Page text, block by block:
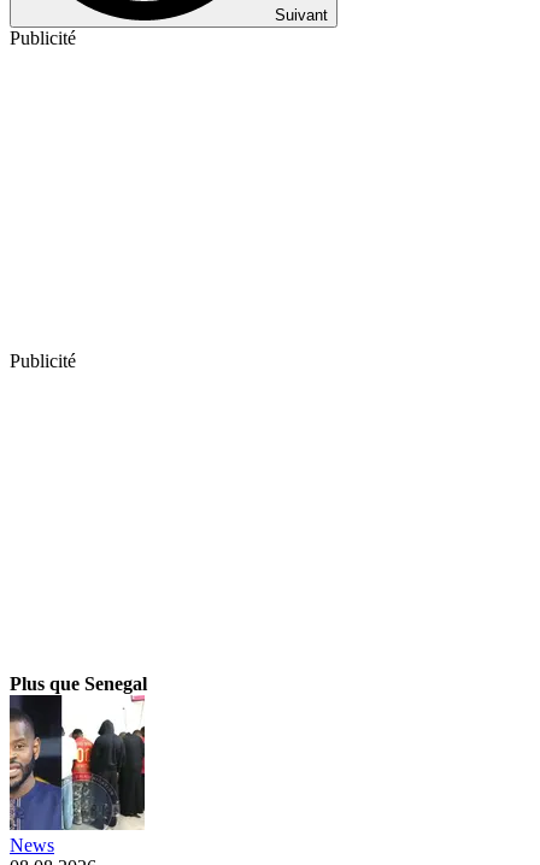
Suivant
Publicité
Publicité
Plus que Senegal
News